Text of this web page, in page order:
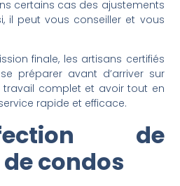
certains cas des ajustements
il peut vous conseiller et vous
finale, les artisans certifiés
préparer avant d’arriver sur
complet et avoir tout en
rapide et efficace.
de
condos